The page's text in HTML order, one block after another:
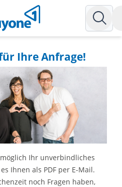
Ihre Anfrage!
Ihr unverbindliches
Ihnen als PDF per E-Mail.
noch Fragen haben,